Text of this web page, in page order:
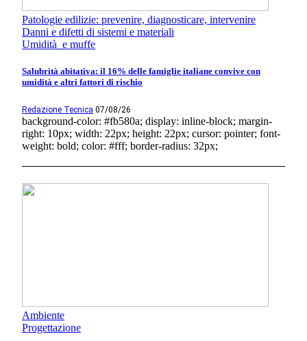
Patologie edilizie: prevenire, diagnosticare, intervenire
Danni e difetti di sistemi e materiali
Umidità e muffe
Salubrità abitativa: il 16% delle famiglie italiane convive con
umidità e altri fattori di rischio
Redazione Tecnica 07/08/26
background-color: #fb580a; display: inline-block; margin-
right: 10px; width: 22px; height: 22px; cursor: pointer; font-
weight: bold; color: #fff; border-radius: 32px;
Ambiente
Progettazione